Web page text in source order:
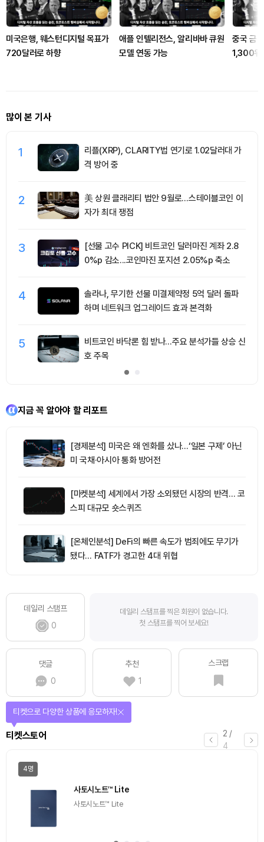
미국은행, 웨스턴디지털 목표가
720달러로 하향
애플 인텔리전스, 알리바바 큐원
모델 연동 가능
중국 금
1,300위
많이 본 기사
1
리플(XRP), CLARITY법 연기로 1.02달러대 가
격 방어 중
2
美 상원 클래리티 법안 9월로…스테이블코인 이
자가 최대 쟁점
3
[선물 고수 PICK] 비트코인 달러마진 계좌 2.8
0%p 감소...코인마진 포지션 2.05%p 축소
4
솔라나, 무기한 선물 미결제약정 5억 달러 돌파
하며 네트워크 업그레이드 효과 본격화
5
비트코인 바닥론 힘 받나…주요 분석가들 상승 신
호 주목
지금 꼭 알아야 할 리포트
[경제분석] 미국은 왜 엔화를 샀나…‘일본 구제’ 아닌
미 국채·아시아 통화 방어전
[마켓분석] 세계에서 가장 소외됐던 시장의 반격… 코
스피 대규모 숏스퀴즈
[온체인분석] DeFi의 빠른 속도가 범죄에도 무기가
됐다… FATF가 경고한 4대 위협
데일리 스탬프
0
데일리 스탬프를 찍은 회원이 없습니다.
첫 스탬프를 찍어 보세요!
댓글
0
추천
1
스크랩
3 /
4
에어드랍
선물이 쏟아지는 에어드랍 이벤트!
일반
[Episode 12] IXO™2024 참여하고, 2억원 상당 에어
드랍 받자!